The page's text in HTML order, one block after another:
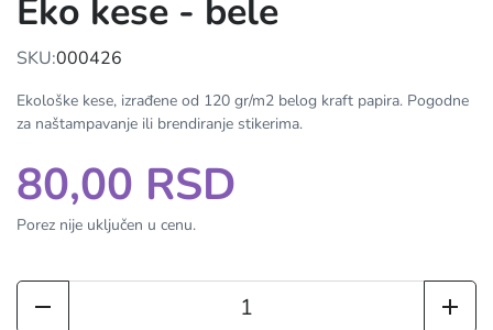
Eko kese - bele
SKU:000426
Ekološke kese, izrađene od 120 gr/m2 belog kraft papira. Pogodne
za naštampavanje ili brendiranje stikerima.
80,00 RSD
Porez nije uključen u cenu.